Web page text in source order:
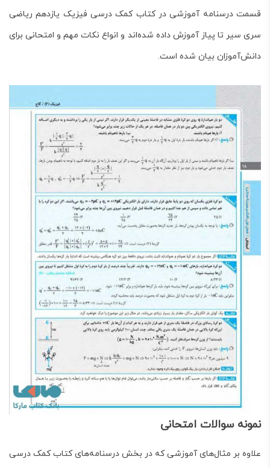
قسمت درسنامه آموزشی در کتاب کمک درسی فیزیک یازدهم ریاضی
سری سیر تا پیاز آموزش داده شده‌اند و انواع نکات مهم و امتحانی برای
دانش‌آموزان بیان شده است.
نمونه سوالات امتحانی
علاوه بر مثال‌های آموزشی که در بخش درسنامه‌های کتاب کمک درسی